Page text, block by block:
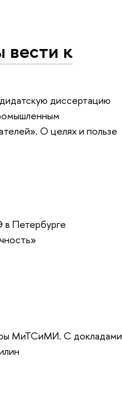
вести к
диссертацию
О целях и пользе
в Петербурге
МиТСиМИ. С докладами